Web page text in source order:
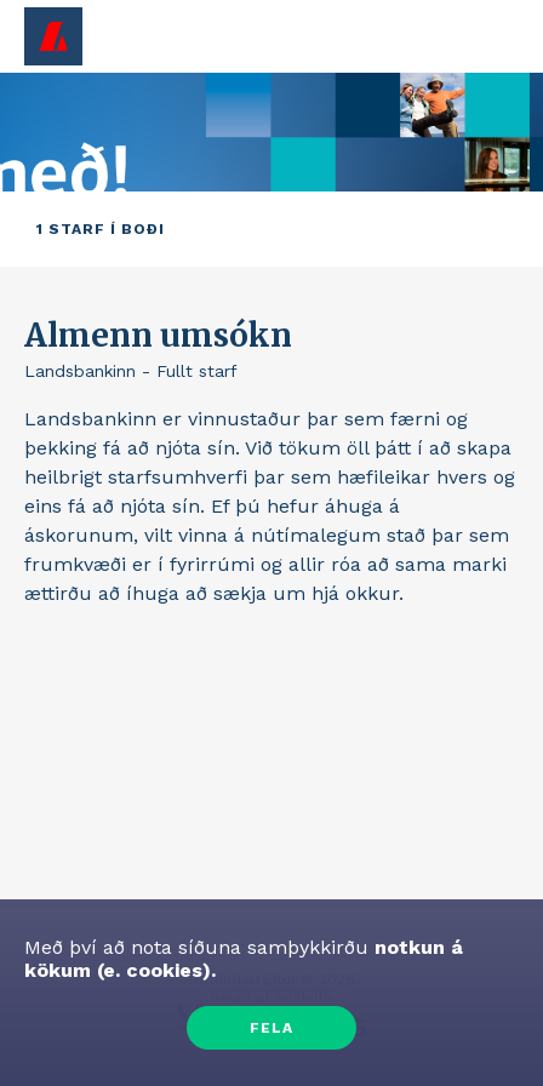
1 STARF Í BOÐI
Almenn umsókn
Landsbankinn - Fullt starf
Landsbankinn er vinnustaður þar sem færni og
þekking fá að njóta sín. Við tökum öll þátt í að skapa
heilbrigt starfsumhverfi þar sem hæfileikar hvers og
eins fá að njóta sín. Ef þú hefur áhuga á
áskorunum, vilt vinna á nútímalegum stað þar sem
frumkvæði er í fyrirrúmi og allir róa að sama marki
ættirðu að íhuga að sækja um hjá okkur.
Höfundarréttur
Með því að nota síðuna samþykkirðu notkun á
kökum (e. cookies).
FELA